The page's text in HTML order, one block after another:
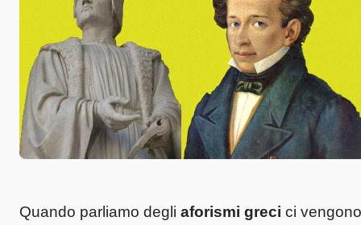
Quando parliamo degli aforismi greci ci vengono